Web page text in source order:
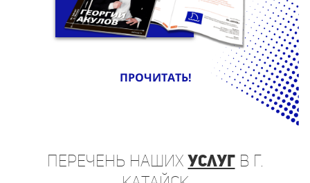
ПРОЧИТАТЬ!
Перечень нашихуслугв г.